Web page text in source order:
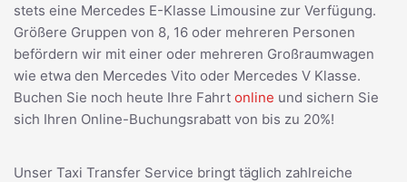
stets eine Mercedes E-Klasse Limousine zur Verfügung.
Größere Gruppen von 8, 16 oder mehreren Personen
befördern wir mit einer oder mehreren Großraumwagen
wie etwa den Mercedes Vito oder Mercedes V Klasse.
Buchen Sie noch heute Ihre Fahrt online und sichern Sie
sich Ihren Online-Buchungsrabatt von bis zu 20%!
Unser Taxi Transfer Service bringt täglich zahlreiche